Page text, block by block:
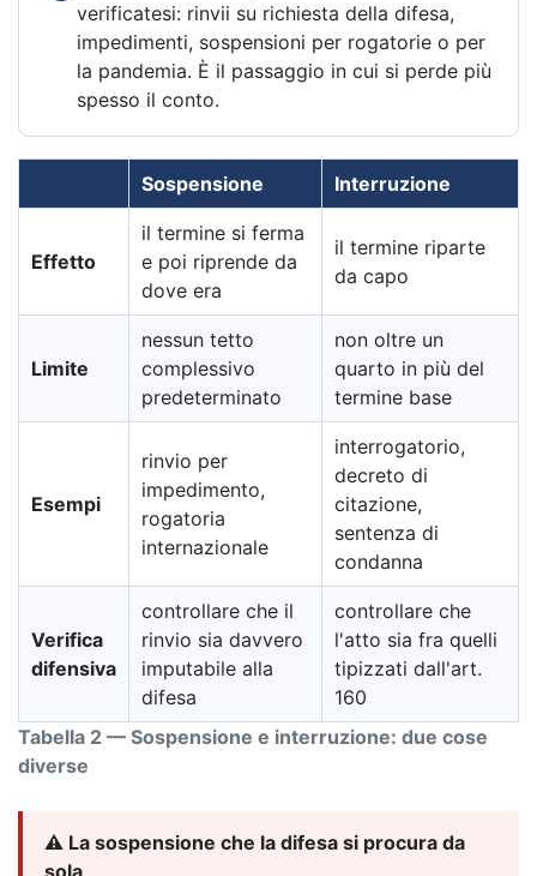
verificatesi: rinvii su richiesta della difesa,
impedimenti, sospensioni per rogatorie o per
la pandemia. È il passaggio in cui si perde più
spesso il conto.
Tabella 2 — Sospensione e interruzione: due cose
diverse
Sospensione Interruzione
Effetto
il termine si ferma
e poi riprende da
dove era
il termine riparte
da capo
Limite
nessun tetto
complessivo
predeterminato
non oltre un
quarto in più del
termine base
Esempi
rinvio per
impedimento,
rogatoria
internazionale
interrogatorio,
decreto di
citazione,
sentenza di
condanna
Verifica
difensiva
controllare che il
rinvio sia davvero
imputabile alla
difesa
controllare che
l'atto sia fra quelli
tipizzati dall'art.
160
⚠️ La sospensione che la difesa si procura da
sola